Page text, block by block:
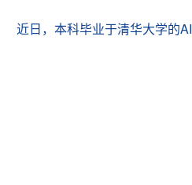
近日，本科毕业于清华大学的AI